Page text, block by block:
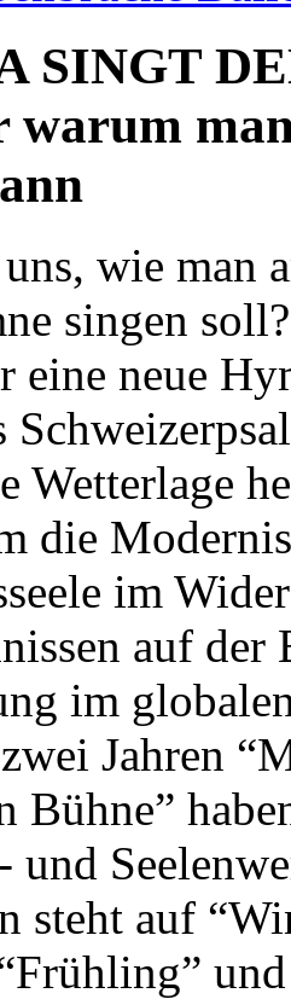
SINGT
warum
wie man
singen
eine neue
Wetterlage
die
im
auf
im
Jahren
Bühne”
und
steht auf